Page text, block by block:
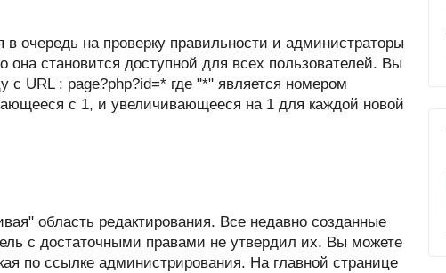
очередь на проверку правильности и администраторы
она становится доступной для всех пользователей. Вы
с URL : page?php?id=* где "*" является номером
с 1, и увеличивающееся на 1 для каждой новой
область редактирования. Все недавно созданные
с достаточными правами не утвердил их. Вы можете
по ссылке администрирования. На главной странице